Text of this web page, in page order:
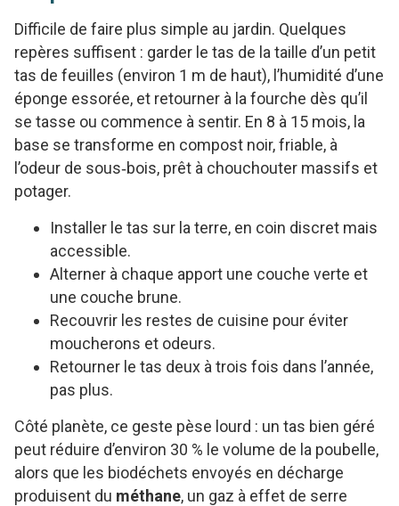
Difficile de faire plus simple au jardin. Quelques
repères suffisent : garder le tas de la taille d’un petit
tas de feuilles (environ 1 m de haut), l’humidité d’une
éponge essorée, et retourner à la fourche dès qu’il
se tasse ou commence à sentir. En 8 à 15 mois, la
base se transforme en compost noir, friable, à
l’odeur de sous‑bois, prêt à chouchouter massifs et
potager.
Installer le tas sur la terre, en coin discret mais
accessible.
Alterner à chaque apport une couche verte et
une couche brune.
Recouvrir les restes de cuisine pour éviter
moucherons et odeurs.
Retourner le tas deux à trois fois dans l’année,
pas plus.
Côté planète, ce geste pèse lourd : un tas bien géré
peut réduire d’environ 30 % le volume de la poubelle,
alors que les biodéchets envoyés en décharge
produisent du méthane, un gaz à effet de serre